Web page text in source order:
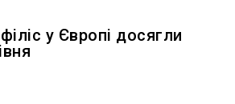
у Європі досягли